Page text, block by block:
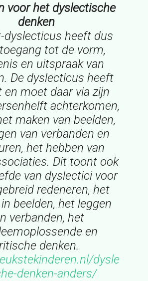
voor het dyslectische
denken
dyslecticus heeft dus
tot de vorm,
en uitspraak van
De dyslecticus heeft
en moet daar via zijn
achterkomen,
maken van beelden,
van verbanden en
het hebben van
Dit toont ook
van dyslectici voor
redeneren, het
beelden, het leggen
verbanden, het
en
denken.
dysle
denken-anders/